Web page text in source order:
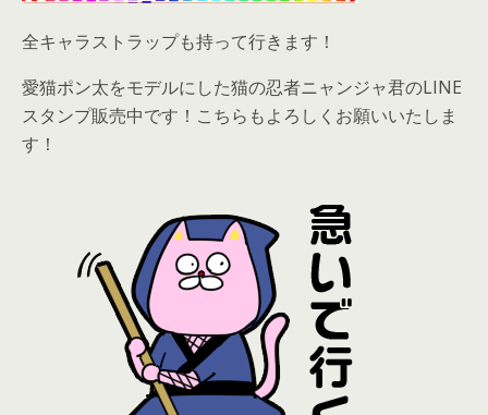
全キャラストラップも持って行きます！
愛猫ポン太をモデルにした猫の忍者ニャンジャ君のLINE
スタンプ販売中です！こちらもよろしくお願いいたしま
す！